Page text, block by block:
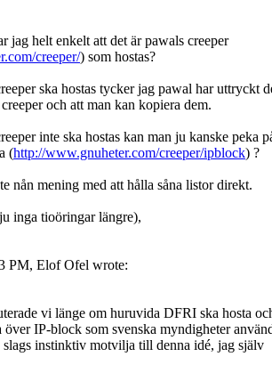
jag helt enkelt att det är pawals creeper
creeper/) som hostas?
ska hostas tycker jag pawal har uttryckt
och att man kan kopiera dem.
inte ska hostas kan man ju kanske peka
(http://www.gnuheter.com/creeper/ipblock) ?
nån mening med att hålla såna listor direkt.
inga tioöringar längre),
PM, Elof Ofel wrote:
vi länge om huruvida DFRI ska hosta
IP-block som svenska myndigheter
slags instinktiv motvilja till denna idé, jag själv